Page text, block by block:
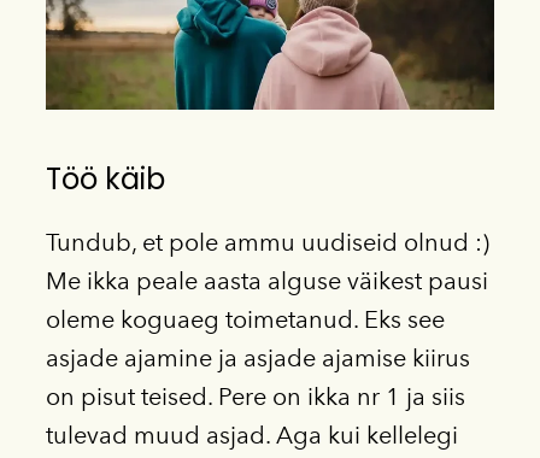
Töö käib
Tundub, et pole ammu uudiseid olnud :)
Me ikka peale aasta alguse väikest pausi
oleme koguaeg toimetanud. Eks see
asjade ajamine ja asjade ajamise kiirus
on pisut teised. Pere on ikka nr 1 ja siis
tulevad muud asjad. Aga kui kellelegi